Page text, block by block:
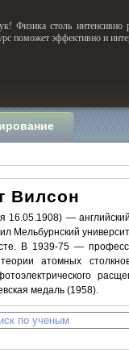
Физика столь
поможет эффективно и
Вилсон
16.05.1908) —
Мельбурнский
В 1939-75 —
атомных
медаль (1958).